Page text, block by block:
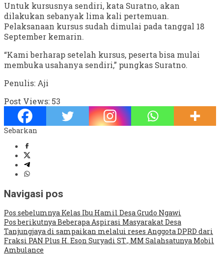
Untuk kursusnya sendiri, kata Suratno, akan
dilakukan sebanyak lima kali pertemuan.
Pelaksanaan kursus sudah dimulai pada tanggal 18
September kemarin.
“Kami berharap setelah kursus, peserta bisa mulai
membuka usahanya sendiri,” pungkas Suratno.
Penulis: Aji
Post Views: 53
Sebarkan
Navigasi pos
Pos sebelumnya Kelas Ibu Hamil Desa Grudo Ngawi
Pos berikutnyaBeberapa Aspirasi Masyarakat Desa
Tanjungjaya di sampaikan melalui reses Anggota DPRD dari
Fraksi PAN Plus H. Eson Suryadi ST., MM Salahsatunya Mobil
Ambulance